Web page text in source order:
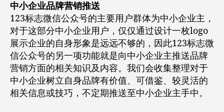
中小企业品牌营销推送
123标志微信公众号的主要用户群体为中小企业主，
对于这部分中小企业用户，仅仅通过设计一枚logo
展示企业的自身形象是远远不够的，因此123标志微
信公众号的另一项功能就是向中小企业主推送品牌
营销方面的相关知识及内容。我们会收集整理对于
中小企业树立自身品牌有价值、可借鉴、较灵活的
相关信息或技巧，不定期推送至中小企业主手中。